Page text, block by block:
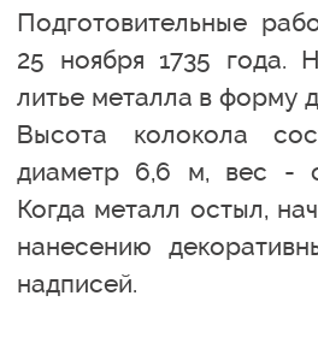
Подготовительные
25 ноября 1735 года.
литье металла в форму
Высота колокола
диаметр 6,6 м, вес -
Когда металл остыл,
нанесению
надписей.